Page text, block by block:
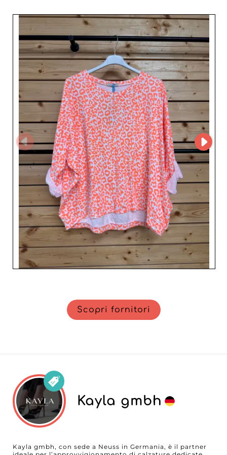
personalizzata, pensata per le esigenze dei rivenditori.
Questa funzionalità consente una gestione semplificata
degli ordini e una navigazione più fluida, assicurando la
massima efficienza per i professionisti della moda.
Luxbag srl, come parola chiave principale, richiama la
promessa di una collezione raffinata e diversificata.
Integrando i prodotti di Helenashowroom GmbH nei
vostri assortimenti, portate eleganza e modernità nel
vostro negozio. I loro prodotti sono progettati per
soddisfare le aspettative delle donne in cerca di capi
senza tempo e di alta qualità. I vantaggi di collaborare
con Helenashowroom GmbH non si limitano alla varietà
dei prodotti. Il servizio è impeccabile, con consegne
rapide e un’assistenza clienti dedicata. Puntando su
questa relazione professionale, scegliete una soluzione
che unisce affidabilità e innovazione. In sintesi,
Helenashowroom GmbH rappresenta un’opportunità
preziosa per i rivenditori che desiderano diversificare
l’offerta e conquistare una clientela femminile esigente.
Sulla nostra piattaforma B2B, scoprite come queste
collezioni possano arricchire il vostro catalogo e
rafforzare la vostra posizione sul mercato.
Scopri fornitori
Kayla gmbh
Kayla gmbh, con sede a Neuss in Germania, è il partner